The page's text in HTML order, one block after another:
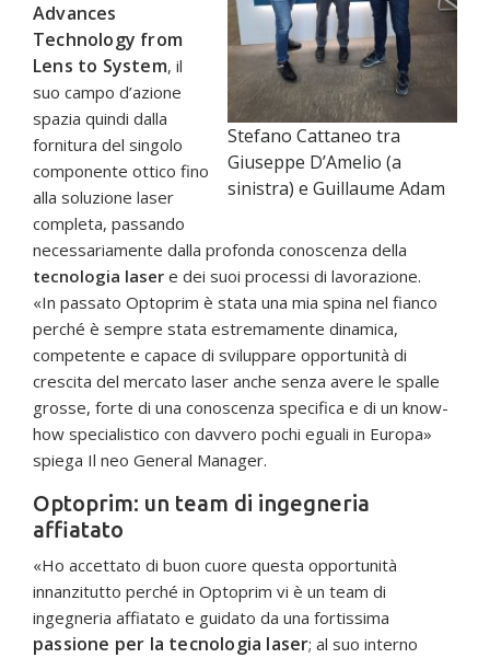
Stefano Cattaneo tra
Giuseppe D’Amelio (a
sinistra) e Guillaume Adam
Advances
Technology from
Lens to System, il
suo campo d’azione
spazia quindi dalla
fornitura del singolo
componente ottico fino
alla soluzione laser
completa, passando
necessariamente dalla profonda conoscenza della
tecnologia laser e dei suoi processi di lavorazione.
«In passato Optoprim è stata una mia spina nel fianco
perché è sempre stata estremamente dinamica,
competente e capace di sviluppare opportunità di
crescita del mercato laser anche senza avere le spalle
grosse, forte di una conoscenza specifica e di un know-
how specialistico con davvero pochi eguali in Europa»
spiega Il neo General Manager.
Optoprim: un team di ingegneria
affiatato
«Ho accettato di buon cuore questa opportunità
innanzitutto perché in Optoprim vi è un team di
ingegneria affiatato e guidato da una fortissima
passione per la tecnologia laser; al suo interno